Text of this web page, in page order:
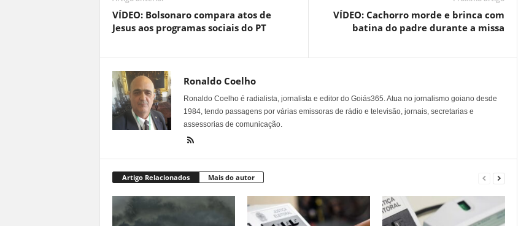
VÍDEO: Bolsonaro compara atos de
Jesus aos programas sociais do PT
VÍDEO: Cachorro morde e brinca com
batina do padre durante a missa
Ronaldo Coelho
Ronaldo Coelho é radialista, jornalista e editor do Goiás365. Atua no jornalismo goiano desde
1984, tendo passagens por várias emissoras de rádio e televisão, jornais, secretarias e
assessorias de comunicação.
Artigo Relacionados Mais do autor